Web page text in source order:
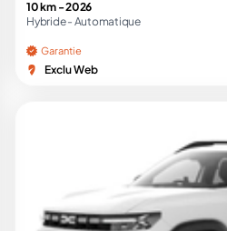
10 km -2026
Hybride - Automatique
Garantie
Exclu Web